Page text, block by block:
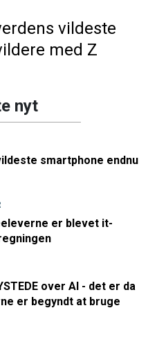
vildeste
med Z
nyt
smartphone endnu
er blevet it-
over AI - det er da
er begyndt at bruge